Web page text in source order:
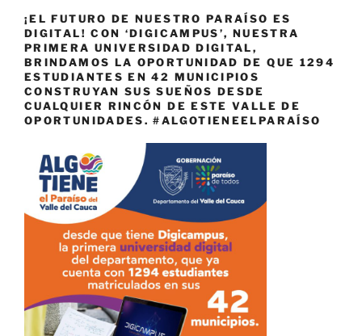
¡EL FUTURO DE NUESTRO PARAÍSO ES
DIGITAL! CON ‘DIGICAMPUS’, NUESTRA
PRIMERA UNIVERSIDAD DIGITAL,
BRINDAMOS LA OPORTUNIDAD DE QUE 1294
ESTUDIANTES EN 42 MUNICIPIOS
CONSTRUYAN SUS SUEÑOS DESDE
CUALQUIER RINCÓN DE ESTE VALLE DE
OPORTUNIDADES. #ALGOTIENEELPARAÍSO